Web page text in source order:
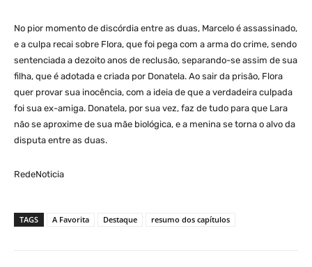
No pior momento de discórdia entre as duas, Marcelo é assassinado,
e a culpa recai sobre Flora, que foi pega com a arma do crime, sendo
sentenciada a dezoito anos de reclusão, separando-se assim de sua
filha, que é adotada e criada por Donatela. Ao sair da prisão, Flora
quer provar sua inocência, com a ideia de que a verdadeira culpada
foi sua ex-amiga. Donatela, por sua vez, faz de tudo para que Lara
não se aproxime de sua mãe biológica, e a menina se torna o alvo da
disputa entre as duas.
RedeNoticia
TAGS A Favorita Destaque resumo dos capítulos